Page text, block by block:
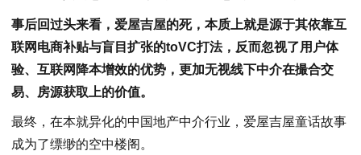
事后回过头来看，爱屋吉屋的死，本质上就是源于其依靠互
联网电商补贴与盲目扩张的toVC打法，反而忽视了用户体
验、互联网降本增效的优势，更加无视线下中介在撮合交
易、房源获取上的价值。
最终，在本就异化的中国地产中介行业，爱屋吉屋童话故事
成为了缥缈的空中楼阁。